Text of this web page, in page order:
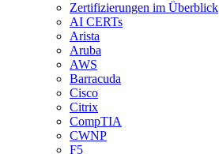
Zertifizierungen im Überblick
AI CERTs
Arista
Aruba
AWS
Barracuda
Cisco
Citrix
CompTIA
CWNP
F5